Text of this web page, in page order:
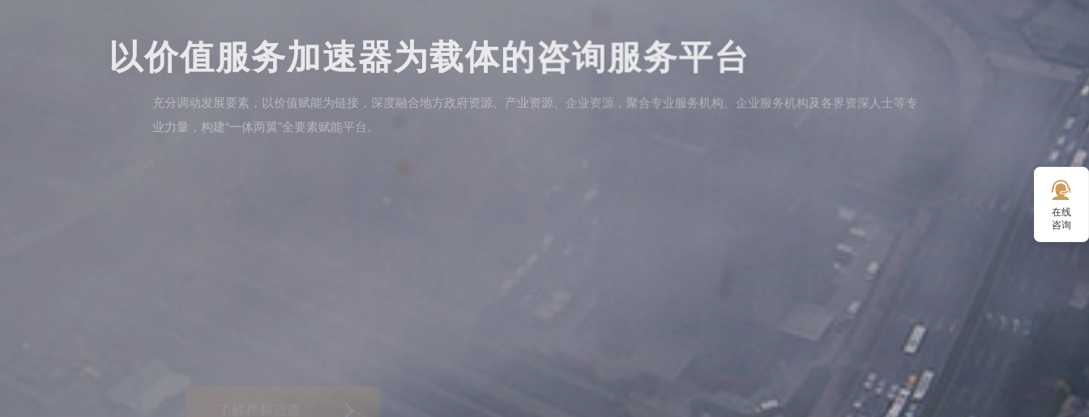
以价值服务加速器为载体的咨询服务平台
充分调动发展要素，以价值赋能为链接，深度融合地方政府资源、产业资源、企业资源，聚合专业服务机构、企业服务机构及各界资深人士等专
业力量，构建“一体两翼”全要素赋能平台。
在线
咨询